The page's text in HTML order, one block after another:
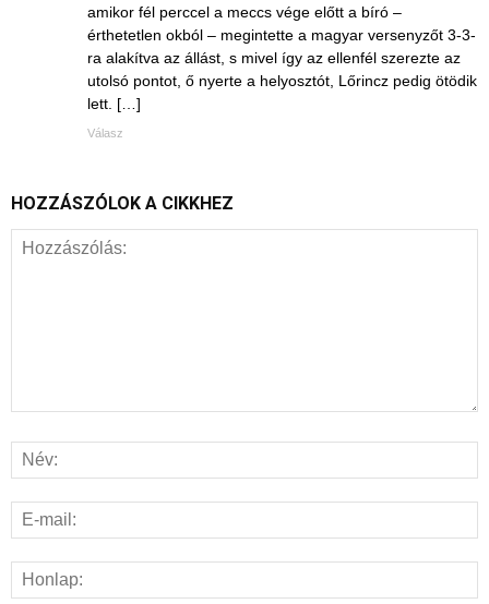
amikor fél perccel a meccs vége előtt a bíró –
érthetetlen okból – megintette a magyar versenyzőt 3-3-
ra alakítva az állást, s mivel így az ellenfél szerezte az
utolsó pontot, ő nyerte a helyosztót, Lőrincz pedig ötödik
lett. […]
Válasz
HOZZÁSZÓLOK A CIKKHEZ